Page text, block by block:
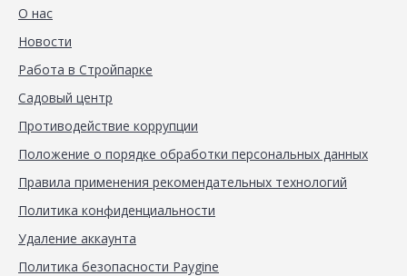
О нас
Новости
Работа в Стройпарке
Садовый центр
Противодействие коррупции
Положение о порядке обработки персональных данных
Правила применения рекомендательных технологий
Политика конфиденциальности
Удаление аккаунта
Политика безопасности Paygine